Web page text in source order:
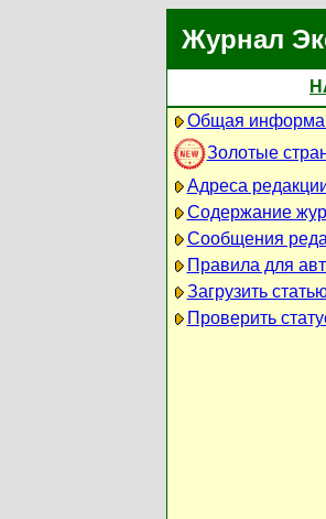
Журнал
Общая
Золотые
Адреса
Содержание
Сообщения
Правила для
Загрузить
Проверить